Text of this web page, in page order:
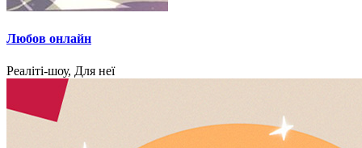
Любов онлайн
Реаліті-шоу, Для неї